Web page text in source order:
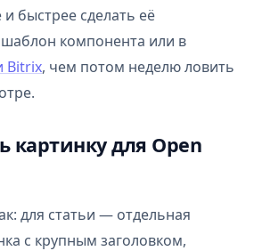
быстрее сделать её
компонента или в
Bitrix, чем потом неделю ловить
картинку для Open
для статьи — отдельная
с крупным заголовком,